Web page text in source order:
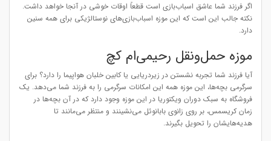
اگر فرزند شما عاشق اسباب‌بازی است قطعاً اوقات خوشی در آنجا خواهد داشت.
نکته جالب این است که این موزه اسباب‌بازی‌های نوستالژیکی برای همه سنین
دارد.
موزه حمل‌ونقل رحیمی‌ام کچ
آیا فرزند شما تجربه نشستن در زیردریایی یا کابین خلبان هواپیما را دارد؟ برای
سرگرمی بچه‌ها، این موزه همه این امکانات سرگرمی را به فرزند شما می‌دهد. یک
فروشگاه به سبک دوران ویکتوریا در این موزه وجود دارد که در آن بچه‌ها در
زمان کریسمس، بر روی زانوی بابانوئل می‌نشینند و منتظر می‌مانند تا
هدیه‌هایشان را تحویل بگیرند.